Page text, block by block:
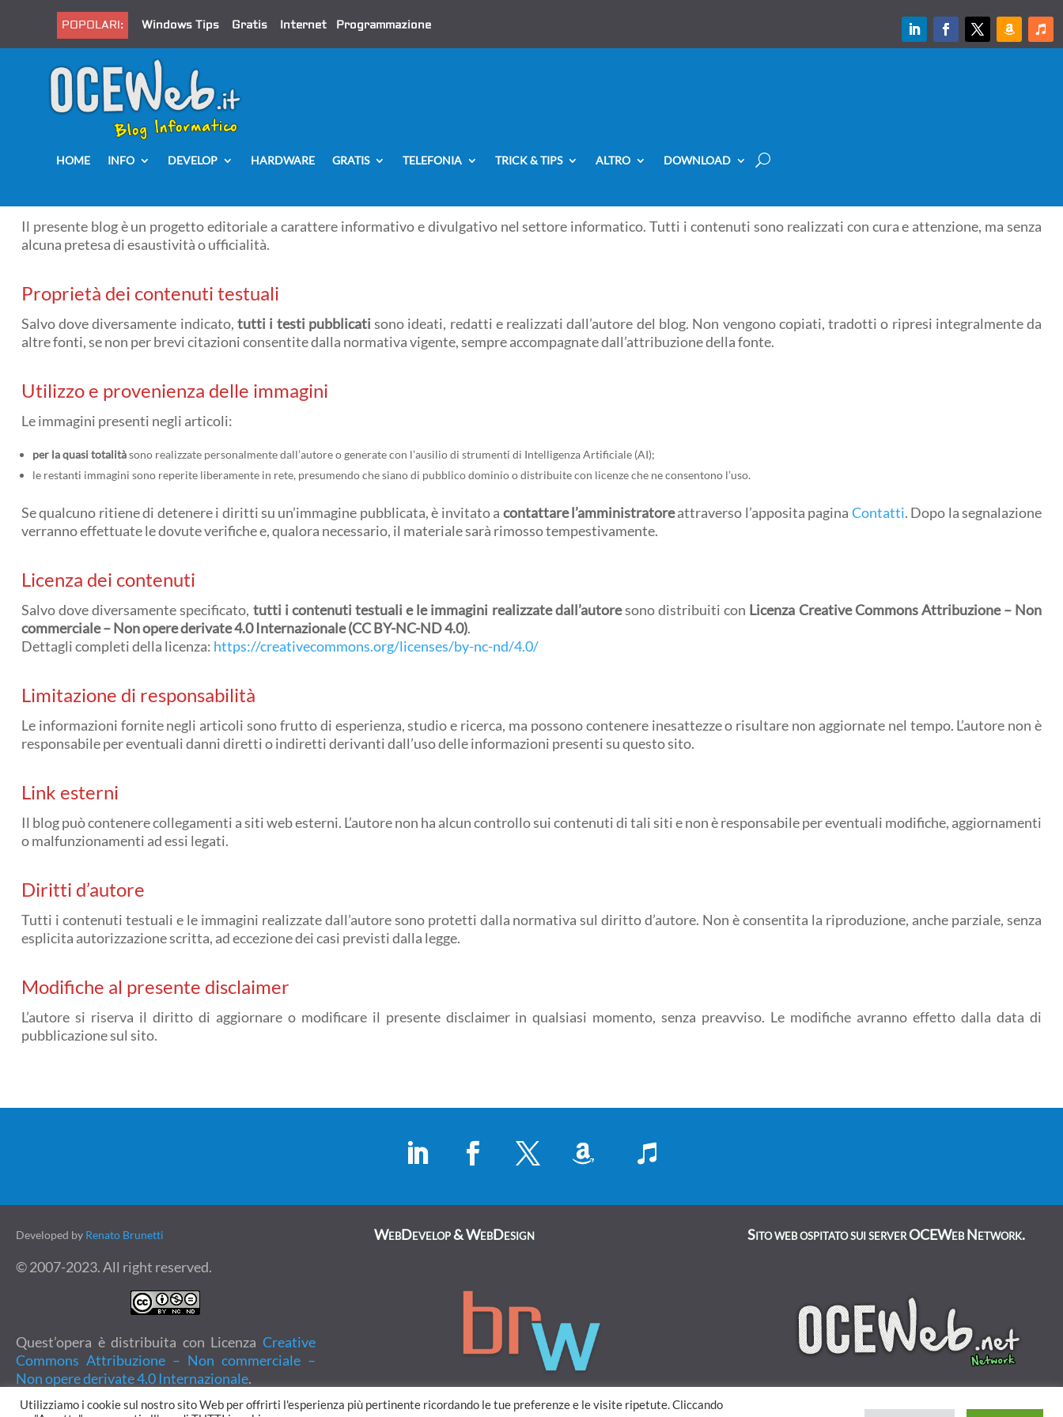
POPOLARI: Windows Tips Gratis Internet Programmazione
HOME INFO DEVELOP HARDWARE GRATIS TELEFONIA TRICK & TIPS ALTRO DOWNLOAD
Il presente blog è un progetto editoriale a carattere informativo e divulgativo nel settore informatico. Tutti i contenuti sono realizzati con cura e attenzione, ma senza
alcuna pretesa di esaustività o ufficialità.
Proprietà dei contenuti testuali
Salvo dove diversamente indicato, tutti i testi pubblicati sono ideati, redatti e realizzati dall’autore del blog. Non vengono copiati, tradotti o ripresi integralmente da
altre fonti, se non per brevi citazioni consentite dalla normativa vigente, sempre accompagnate dall’attribuzione della fonte.
Utilizzo e provenienza delle immagini
Le immagini presenti negli articoli:
per la quasi totalitàsono realizzate personalmente dall’autore o generate con l’ausilio di strumenti di Intelligenza Artificiale (AI);
le restanti immagini sono reperite liberamente in rete, presumendo che siano di pubblico dominio o distribuite con licenze che ne consentono l’uso.
Se qualcuno ritiene di detenere i diritti su un’immagine pubblicata, è invitato a contattare l’amministratoreattraverso l’apposita pagina Contatti. Dopo la segnalazione
verranno effettuate le dovute verifiche e, qualora necessario, il materiale sarà rimosso tempestivamente.
Licenza dei contenuti
Salvo dove diversamente specificato, tutti i contenuti testuali e le immagini realizzate dall’autoresono distribuiti con Licenza Creative Commons Attribuzione – Non
commerciale – Non opere derivate 4.0 Internazionale (CC BY-NC-ND 4.0).
Dettagli completi della licenza: https://creativecommons.org/licenses/by-nc-nd/4.0/
Limitazione di responsabilità
Le informazioni fornite negli articoli sono frutto di esperienza, studio e ricerca, ma possono contenere inesattezze o risultare non aggiornate nel tempo. L’autore non è
responsabile per eventuali danni diretti o indiretti derivanti dall’uso delle informazioni presenti su questo sito.
Link esterni
Il blog può contenere collegamenti a siti web esterni. L’autore non ha alcun controllo sui contenuti di tali siti e non è responsabile per eventuali modifiche, aggiornamenti
o malfunzionamenti ad essi legati.
Diritti d’autore
Tutti i contenuti testuali e le immagini realizzate dall’autore sono protetti dalla normativa sul diritto d’autore. Non è consentita la riproduzione, anche parziale, senza
esplicita autorizzazione scritta, ad eccezione dei casi previsti dalla legge.
Modifiche al presente disclaimer
L’autore si riserva il diritto di aggiornare o modificare il presente disclaimer in qualsiasi momento, senza preavviso. Le modifiche avranno effetto dalla data di
pubblicazione sul sito.
Developed by Renato Brunetti
© 2007-2023. All right reserved.
Quest’opera è distribuita con Licenza Creative
Commons Attribuzione – Non commerciale –
Non opere derivate 4.0 Internazionale.
WebDevelop & WebDesign Sito web ospitato sui server OCEWeb Network.
Utilizziamo i cookie sul nostro sito Web per offrirti l'esperienza più pertinente ricordando le tue preferenze e le visite ripetute. Cliccando